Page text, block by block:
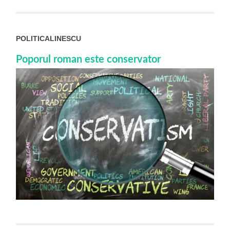
POLITICALINESCU
Poporul roman este conservator